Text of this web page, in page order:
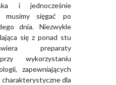
i jednocześnie
musimy sięgać po
dnia. Niezwykle
się z ponad stu
preparaty
wykorzystaniu
zapewniających
dla